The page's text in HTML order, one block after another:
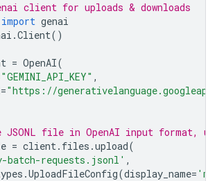
client for uploads & downloads
import genai
.Client()
= OpenAI(
"GEMINI_API_KEY" ,
="https://
JSONL file in OpenAI input format,
= client. files .upload(
batch-requests.jsonl' ,
.UploadFileConfig(display_name=